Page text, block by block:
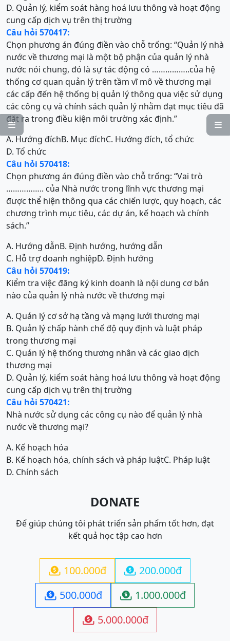


D. Quản lý, kiểm soát hàng hoá lưu thông và hoạt động
cung cấp dịch vụ trên thị trường
Câu hỏi 570417:
Chọn phương án đúng điền vào chỗ trống: “Quản lý nhà
nước về thương mại là một bộ phận của quản lý nhà
nước nói chung, đó là sự tác động có ……………..của hệ
thống cơ quan quản lý trên tầm vĩ mô về thương mại
các cấp đến hệ thống bị quản lý thông qua việc sử dụng
các công cụ và chính sách quản lý nhằm đạt mục tiêu đã
đặt ra trong điều kiện môi trường xác định.”
A. Hướng đíchB. Mục đíchC. Hướng đích, tổ chức
D. Tổ chức
Câu hỏi 570418:
Chọn phương án đúng điền vào chỗ trống: “Vai trò
…………….. của Nhà nước trong lĩnh vực thương mại
được thể hiện thông qua các chiến lược, quy hoạch, các
chương trình mục tiêu, các dự án, kế hoạch và chính
sách.”
A. Hướng dẫnB. Định hướng, hướng dẫn
C. Hỗ trợ doanh nghiệpD. Định hướng
Câu hỏi 570419:
Kiểm tra việc đăng ký kinh doanh là nội dung cơ bản
nào của quản lý nhà nước về thương mại
A. Quản lý cơ sở hạ tầng và mạng lưới thương mại
B. Quản lý chấp hành chế độ quy định và luật pháp
trong thương mại
C. Quản lý hệ thống thương nhân và các giao dịch
thương mại
D. Quản lý, kiểm soát hàng hoá lưu thông và hoạt động
cung cấp dịch vụ trên thị trường
Câu hỏi 570421:
Nhà nước sử dụng các công cụ nào để quản lý nhà
nước về thương mại?
A. Kế hoạch hóa
B. Kế hoạch hóa, chính sách và pháp luậtC. Pháp luật
D. Chính sách
DONATE
Để giúp chúng tôi phát triển sản phẩm tốt hơn, đạt
kết quả học tập cao hơn
 100.000đ  200.000đ
 500.000đ  1.000.000đ
 5.000.000đ